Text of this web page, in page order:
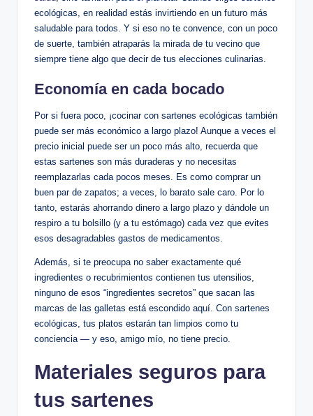
ecológicas, en realidad estás invirtiendo en un futuro más
saludable para todos. Y si eso no te convence, con un poco
de suerte, también atraparás la mirada de tu vecino que
siempre tiene algo que decir de tus elecciones culinarias.
Economía en cada bocado
Por si fuera poco, ¡cocinar con sartenes ecológicas también
puede ser más económico a largo plazo! Aunque a veces el
precio inicial puede ser un poco más alto, recuerda que
estas sartenes son más duraderas y no necesitas
reemplazarlas cada pocos meses. Es como comprar un
buen par de zapatos; a veces, lo barato sale caro. Por lo
tanto, estarás ahorrando dinero a largo plazo y dándole un
respiro a tu bolsillo (y a tu estómago) cada vez que evites
esos desagradables gastos de medicamentos.
Además, si te preocupa no saber exactamente qué
ingredientes o recubrimientos contienen tus utensilios,
ninguno de esos “ingredientes secretos” que sacan las
marcas de las galletas está escondido aquí. Con sartenes
ecológicas, tus platos estarán tan limpios como tu
conciencia — y eso, amigo mío, no tiene precio.
Materiales seguros para
tus sartenes